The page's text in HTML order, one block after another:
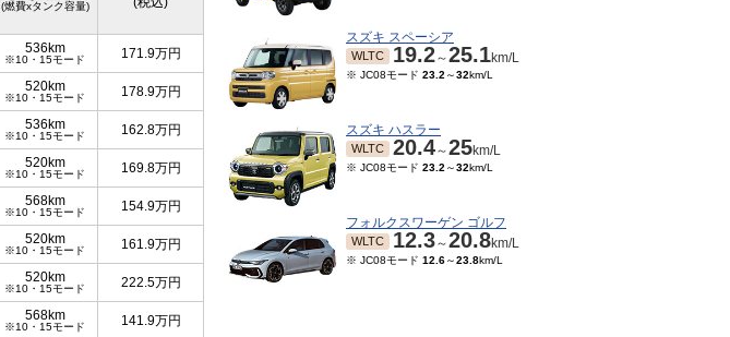
(燃費xタンク容量)
536km
※10・15モード 171.9万円
520km
※10・15モード 178.9万円
536km
※10・15モード 162.8万円
520km
※10・15モード 169.8万円
568km
※10・15モード 154.9万円
520km
※10・15モード 161.9万円
520km
※10・15モード 222.5万円
568km
※10・15モード 141.9万円
スズキ スペーシア
WLTC 19.2～25.1km/L
※ JC08モード 23.2 ～32km/L
スズキ ハスラー
WLTC 20.4～25km/L
※ JC08モード 23.2 ～32km/L
フォルクスワーゲン ゴルフ
WLTC 12.3～20.8km/L
※ JC08モード 12.6～23.8km/L